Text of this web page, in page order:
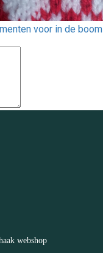
voor in de boom
webshop